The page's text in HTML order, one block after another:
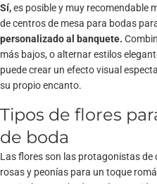
Sí,es posible y muy recomendable
de centros de mesa para bodas
personalizado al banquete.
más bajos, o alternar estilos
puede crear un efecto visual
su propio encanto.
Tipos de flores
de boda
Las flores son las protagonistas de
rosas y peonías para un toque